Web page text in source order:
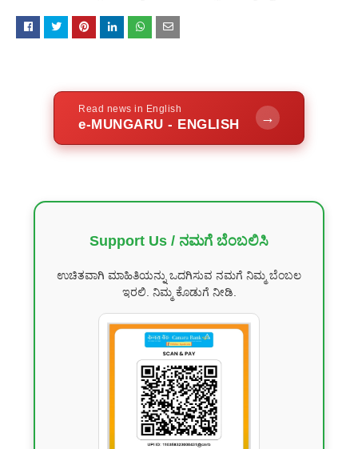
Read news in English
e-MUNGARU - ENGLISH →
Support Us / ನಮಗೆ ಬೆಂಬಲಿಸಿ
ಉಚಿತವಾಗಿ ಮಾಹಿತಿಯನ್ನು ಒದಗಿಸುವ ನಮಗೆ ನಿಮ್ಮ ಬೆಂಬಲ
ಇರಲಿ. ನಿಮ್ಮ ಕೊಡುಗೆ ನೀಡಿ.